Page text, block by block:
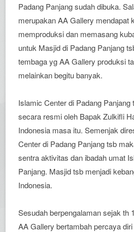
Padang Panjang sudah dibuka.
merupakan AA Gallery mendapat
memproduksi dan memasang
untuk Masjid di Padang Panjang
tembaga yg AA Gallery produksi
melainkan begitu banyak.
Islamic Center di Padang Panjang
secara resmi oleh Bapak Zulkifli
Indonesia masa itu. Semenjak
Center di Padang Panjang tsb
sentra aktivitas dan ibadah umat
Panjang. Masjid tsb menjadi
Indonesia.
Sesudah berpengalaman sejak th
AA Gallery bertambah percaya